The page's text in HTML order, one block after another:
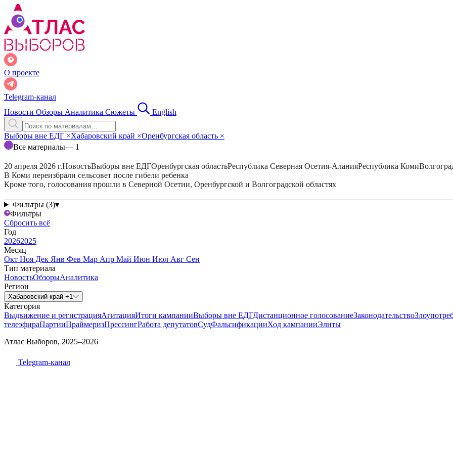
О проекте
Telegram-канал
Новости Обзоры Аналитика Сюжеты English
Выборы вне ЕДГ ×Хабаровский край ×Оренбургская область ×
Все материалы— 1
20 апреля 2026 г.НовостьВыборы вне ЕДГОренбургская областьРеспублика Северная Осетия-АланияРеспублика Коми
В Коми переизбрали сельсовет после гибели ребенка
Кроме того, голосования прошли в Северной Осетии, Оренбургской и Волгоградской областях
Фильтры (3)▾
Фильтры
Сбросить всё
Год
20262025
Месяц
Окт Ноя Дек Янв Фев Мар Апр Май Июн Июл Авг Сен
Тип материала
НовостьОбзорыАналитика
Регион
Хабаровский край +1
Категория
Выдвижение и регистрацияАгитацияИтоги кампанииВыборы вне ЕДГДистанционное голосованиеЗаконодательство
телеэфираПартииПраймеризПрессингРабота депутатовСудФальсификацииХод кампанииЭлиты
Атлас Выборов, 2025–2026
Telegram-канал